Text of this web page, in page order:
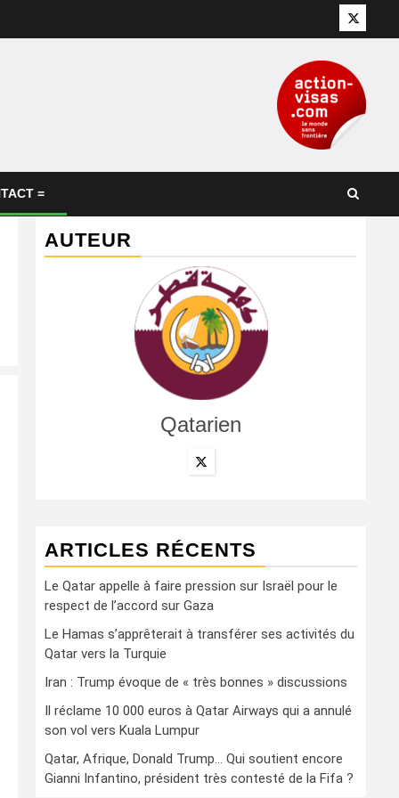
Twitter
=
AUTEUR
Qatarien
ARTICLES RÉCENTS
Le Qatar appelle à faire pression sur Israël pour le
respect de l’accord sur Gaza
Le Hamas s’apprêterait à transférer ses activités du
Qatar vers la Turquie
Iran : Trump évoque de « très bonnes » discussions
Il réclame 10 000 euros à Qatar Airways qui a annulé
son vol vers Kuala Lumpur
Qatar, Afrique, Donald Trump… Qui soutient encore
Gianni Infantino, président très contesté de la Fifa ?